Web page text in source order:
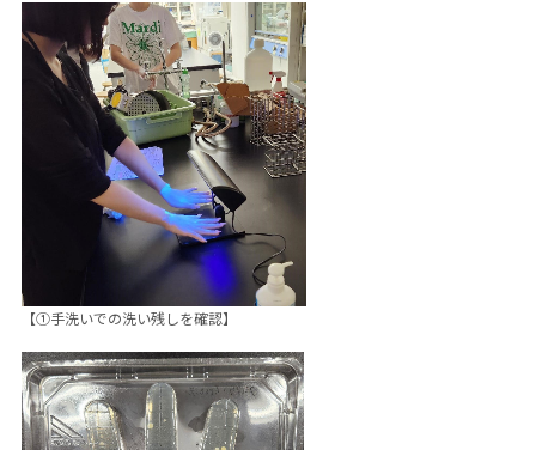
【①手洗いでの洗い残しを確認】